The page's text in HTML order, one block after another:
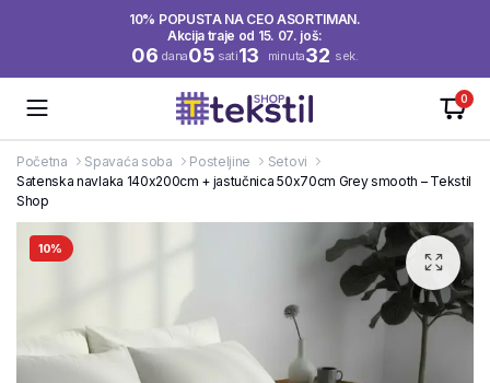
10% POPUSTA NA CEO ASORTIMAN.
Akcija traje od 15. 07. još:
06 dana05 sati13 minuta32 sek.
0
Početna Spavaća soba Posteljine
Setovi
Satenska navlaka 140x200cm + jastučnica 50x70cm Grey smooth – Tekstil
Shop
10%